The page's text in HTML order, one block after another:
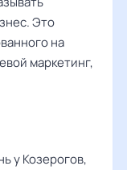
Это
на
маркетинг,
у Козерогов,